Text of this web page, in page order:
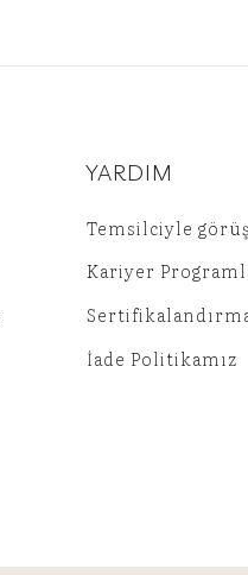
YARDIM
Temsilciyle
Kariyer
İade Politikamız